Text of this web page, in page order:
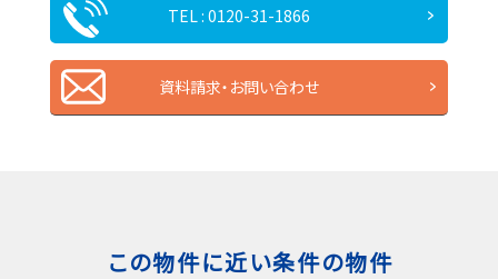
TEL : 0120-31-1866
資料請求・お問い合わせ
この物件に近い条件の物件